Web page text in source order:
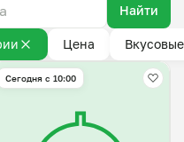
Найти
Цена
Сегодня с 10:00